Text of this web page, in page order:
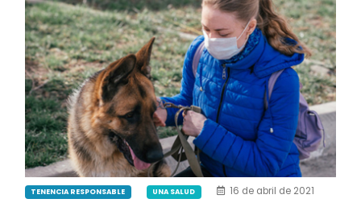
TENENCIA RESPONSABLE UNA SALUD 16 de abril de 2021